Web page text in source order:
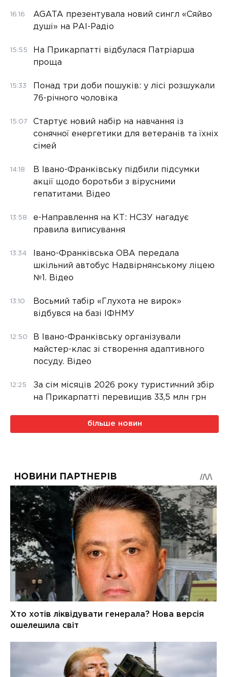
16:16
AGATA презентувала новий сингл «Сяйво
душі» на РАІ-Радіо
15:55
На Прикарпатті відбулася Патріарша
проща
15:33
Понад три доби пошуків: у лісі розшукали
76-річного чоловіка
15:07
Стартує новий набір на навчання із
сонячної енергетики для ветеранів та їхніх
сімей
14:18
В Івано-Франківську підбили підсумки
акції щодо боротьби з вірусними
гепатитами. Відео
13:58
е-Направлення на КТ: НСЗУ нагадує
правила виписування
13:34
Івано-Франківська ОВА передала
шкільний автобус Надвірнянському ліцею
№1. Відео
13:10
Восьмий табір «Глухота не вирок»
відбувся на базі ІФНМУ
12:50
В Івано-Франківську організували
майстер-клас зі створення адаптивного
посуду. Відео
12:25
За сім місяців 2026 року туристичний збір
на Прикарпатті перевищив 33,5 млн грн
більше новин